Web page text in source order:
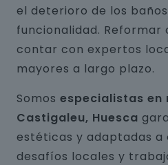
el deterioro de los
funcionalidad. Reformar
contar con expertos
mayores a largo plazo.
Somos especialistas en
Castigaleu, Huesca
estéticas y adaptadas a
desafíos locales y